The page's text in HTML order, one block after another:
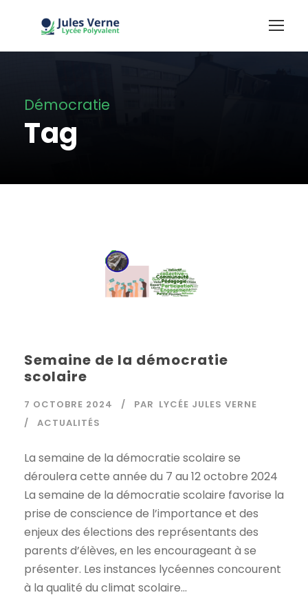
Démocratie
Tag
Semaine de la démocratie
scolaire
7 OCTOBRE 2024 PAR LYCÉE JULES VERNE
ACTUALITÉS
La semaine de la démocratie scolaire se
déroulera cette année du 7 au 12 octobre 2024
La semaine de la démocratie scolaire favorise la
prise de conscience de l’importance et des
enjeux des élections des représentants des
parents d’élèves, en les encourageant à se
présenter. Les instances lycéennes concourent
à la qualité du climat scolaire...